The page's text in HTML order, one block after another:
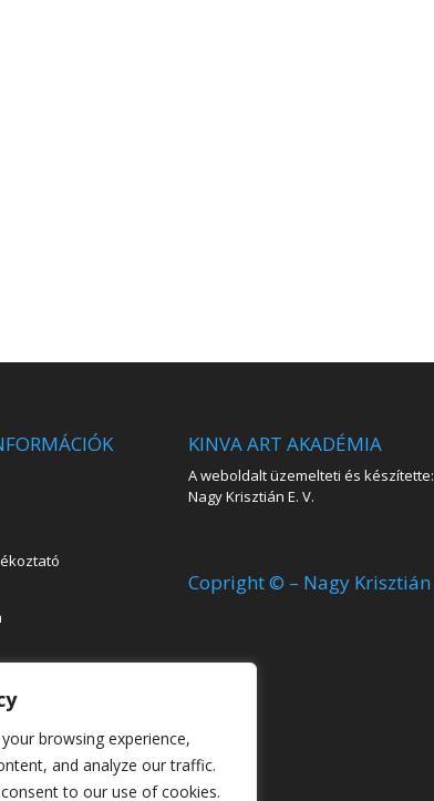
browsing experience,
and analyze our traffic.
to our use of cookies.
festészeti
KINVA ART AKADÉMIA
A weboldalt üzemelteti és készítette:
Nagy Krisztián E. V.
Copright © – Nagy Krisztián